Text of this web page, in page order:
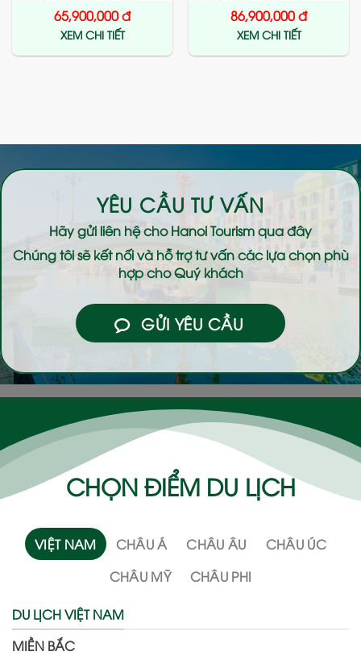
65,900,000đ
XEM CHI TIẾT
86,900,000đ
XEM CHI TIẾT
YÊU CẦU TƯ VẤN
Hãy gửi liên hệ choHanoi Tourismqua đây
Chúng tôi sẽ kết nối và hỗ trợ tư vấn các lựa chọn phù
hợp cho Quý khách
GỬI YÊU CẦU
CHỌN ĐIỂM DU LỊCH
VIỆT NAM CHÂU Á CHÂU ÂU
CHÂU ÚC
CHÂU MỸ
CHÂU PHI
DU LỊCH VIỆT NAM
MIỀN BẮC